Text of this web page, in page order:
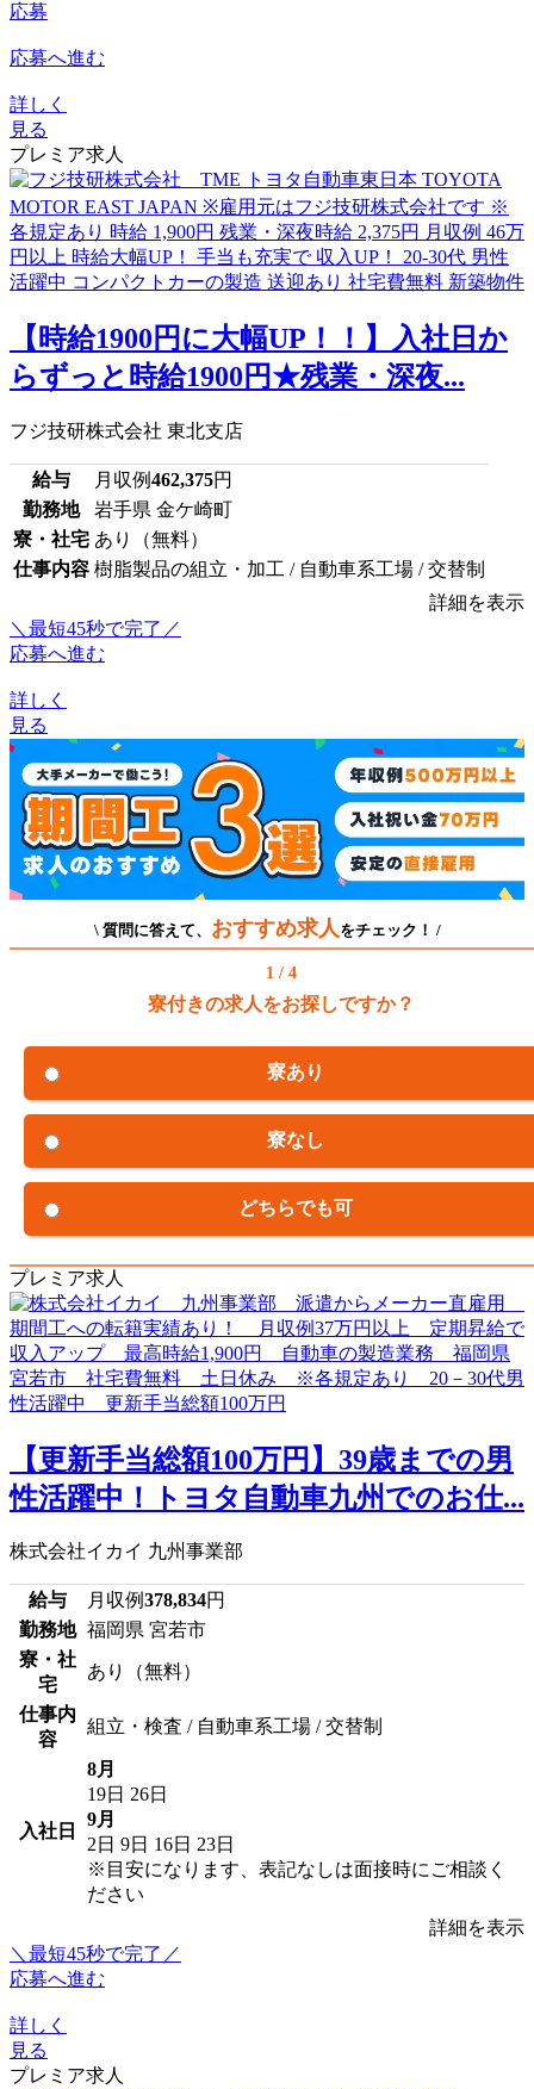
応募
応募へ進む
詳しく
見る
プレミア求人
【時給1900円に大幅UP！！】入社日か
らずっと時給1900円★残業・深夜...
フジ技研株式会社 東北支店
給与 月収例462,375円
勤務地
岩手県 金ケ崎町
寮・社宅 あり（無料）
仕事内容 樹脂製品の組立・加工 / 自動車系工場 / 交替制
詳細を表示
＼最短45秒で完了／
応募へ進む
詳しく
見る
\ 質問に答えて、 おすすめ求人 をチェック！ /
1 / 4
寮付きの求人をお探しですか？
寮あり
寮なし
どちらでも可
プレミア求人
【更新手当総額100万円】39歳までの男
性活躍中！トヨタ自動車九州でのお仕...
株式会社イカイ 九州事業部
給与 月収例378,834円
勤務地 福岡県 宮若市
寮・社
宅
あり（無料）
仕事内
容
組立・検査 / 自動車系工場 / 交替制
入社日
8月
19日 26日
9月
2日 9日 16日 23日
※目安になります、表記なしは面接時にご相談く
ださい
詳細を表示
＼最短45秒で完了／
応募へ進む
詳しく
見る
プレミア求人